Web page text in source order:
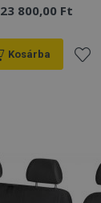
23 800,00 Ft
Kosárba